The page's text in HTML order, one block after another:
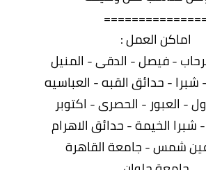
اماكن العمل :
- فيصل - الدقى - المنيل
- حدائق القبه - العباسيه
- العبور - الحصرى - اكتوبر
شبرا الخيمة - حدائق الاهرام
شمس - جامعة القاهرة